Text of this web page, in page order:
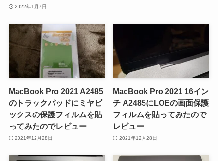
2022年1月7日
MacBook Pro 2021 A2485
のトラックパッドにミヤビ
ックスの保護フィルムを貼
ってみたのでレビュー
2021年12月28日
MacBook Pro 2021 16イン
チ A2485にLOEの画面保護
フィルムを貼ってみたので
レビュー
2021年12月28日